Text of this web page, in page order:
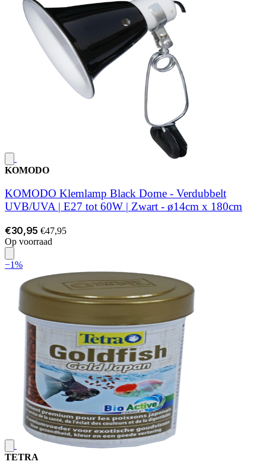
KOMODO
KOMODO Klemlamp Black Dome - Verdubbelt
UVB/UVA | E27 tot 60W | Zwart - ø14cm x 180cm
€30,95 €47,95
Op voorraad
−1%
TETRA